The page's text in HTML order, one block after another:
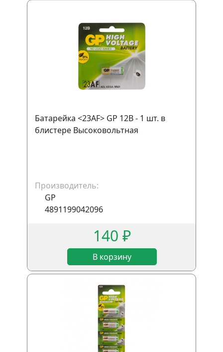
Батарейка <23AF> GP 12В - 1 шт. в
блистере Высоковольтная
Производитель:
GP
4891199042096
140 ₽
В корзину